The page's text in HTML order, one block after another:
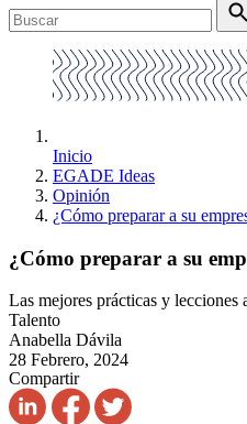
Inicio
EGADE Ideas
Opinión
¿Cómo preparar a su
¿Cómo preparar a su
Las mejores prácticas y lecciones
Talento
Anabella Dávila
28 Febrero, 2024
Compartir